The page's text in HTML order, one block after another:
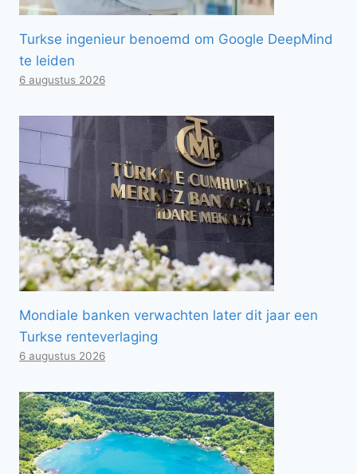
Turkse ingenieur benoemd om Google DeepMind
te leiden
6 augustus 2026
Mondiale banken verwachten later dit jaar een
Turkse renteverlaging
6 augustus 2026